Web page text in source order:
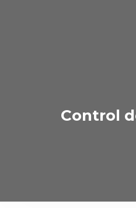
Control